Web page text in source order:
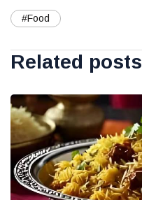
#Food
Related posts